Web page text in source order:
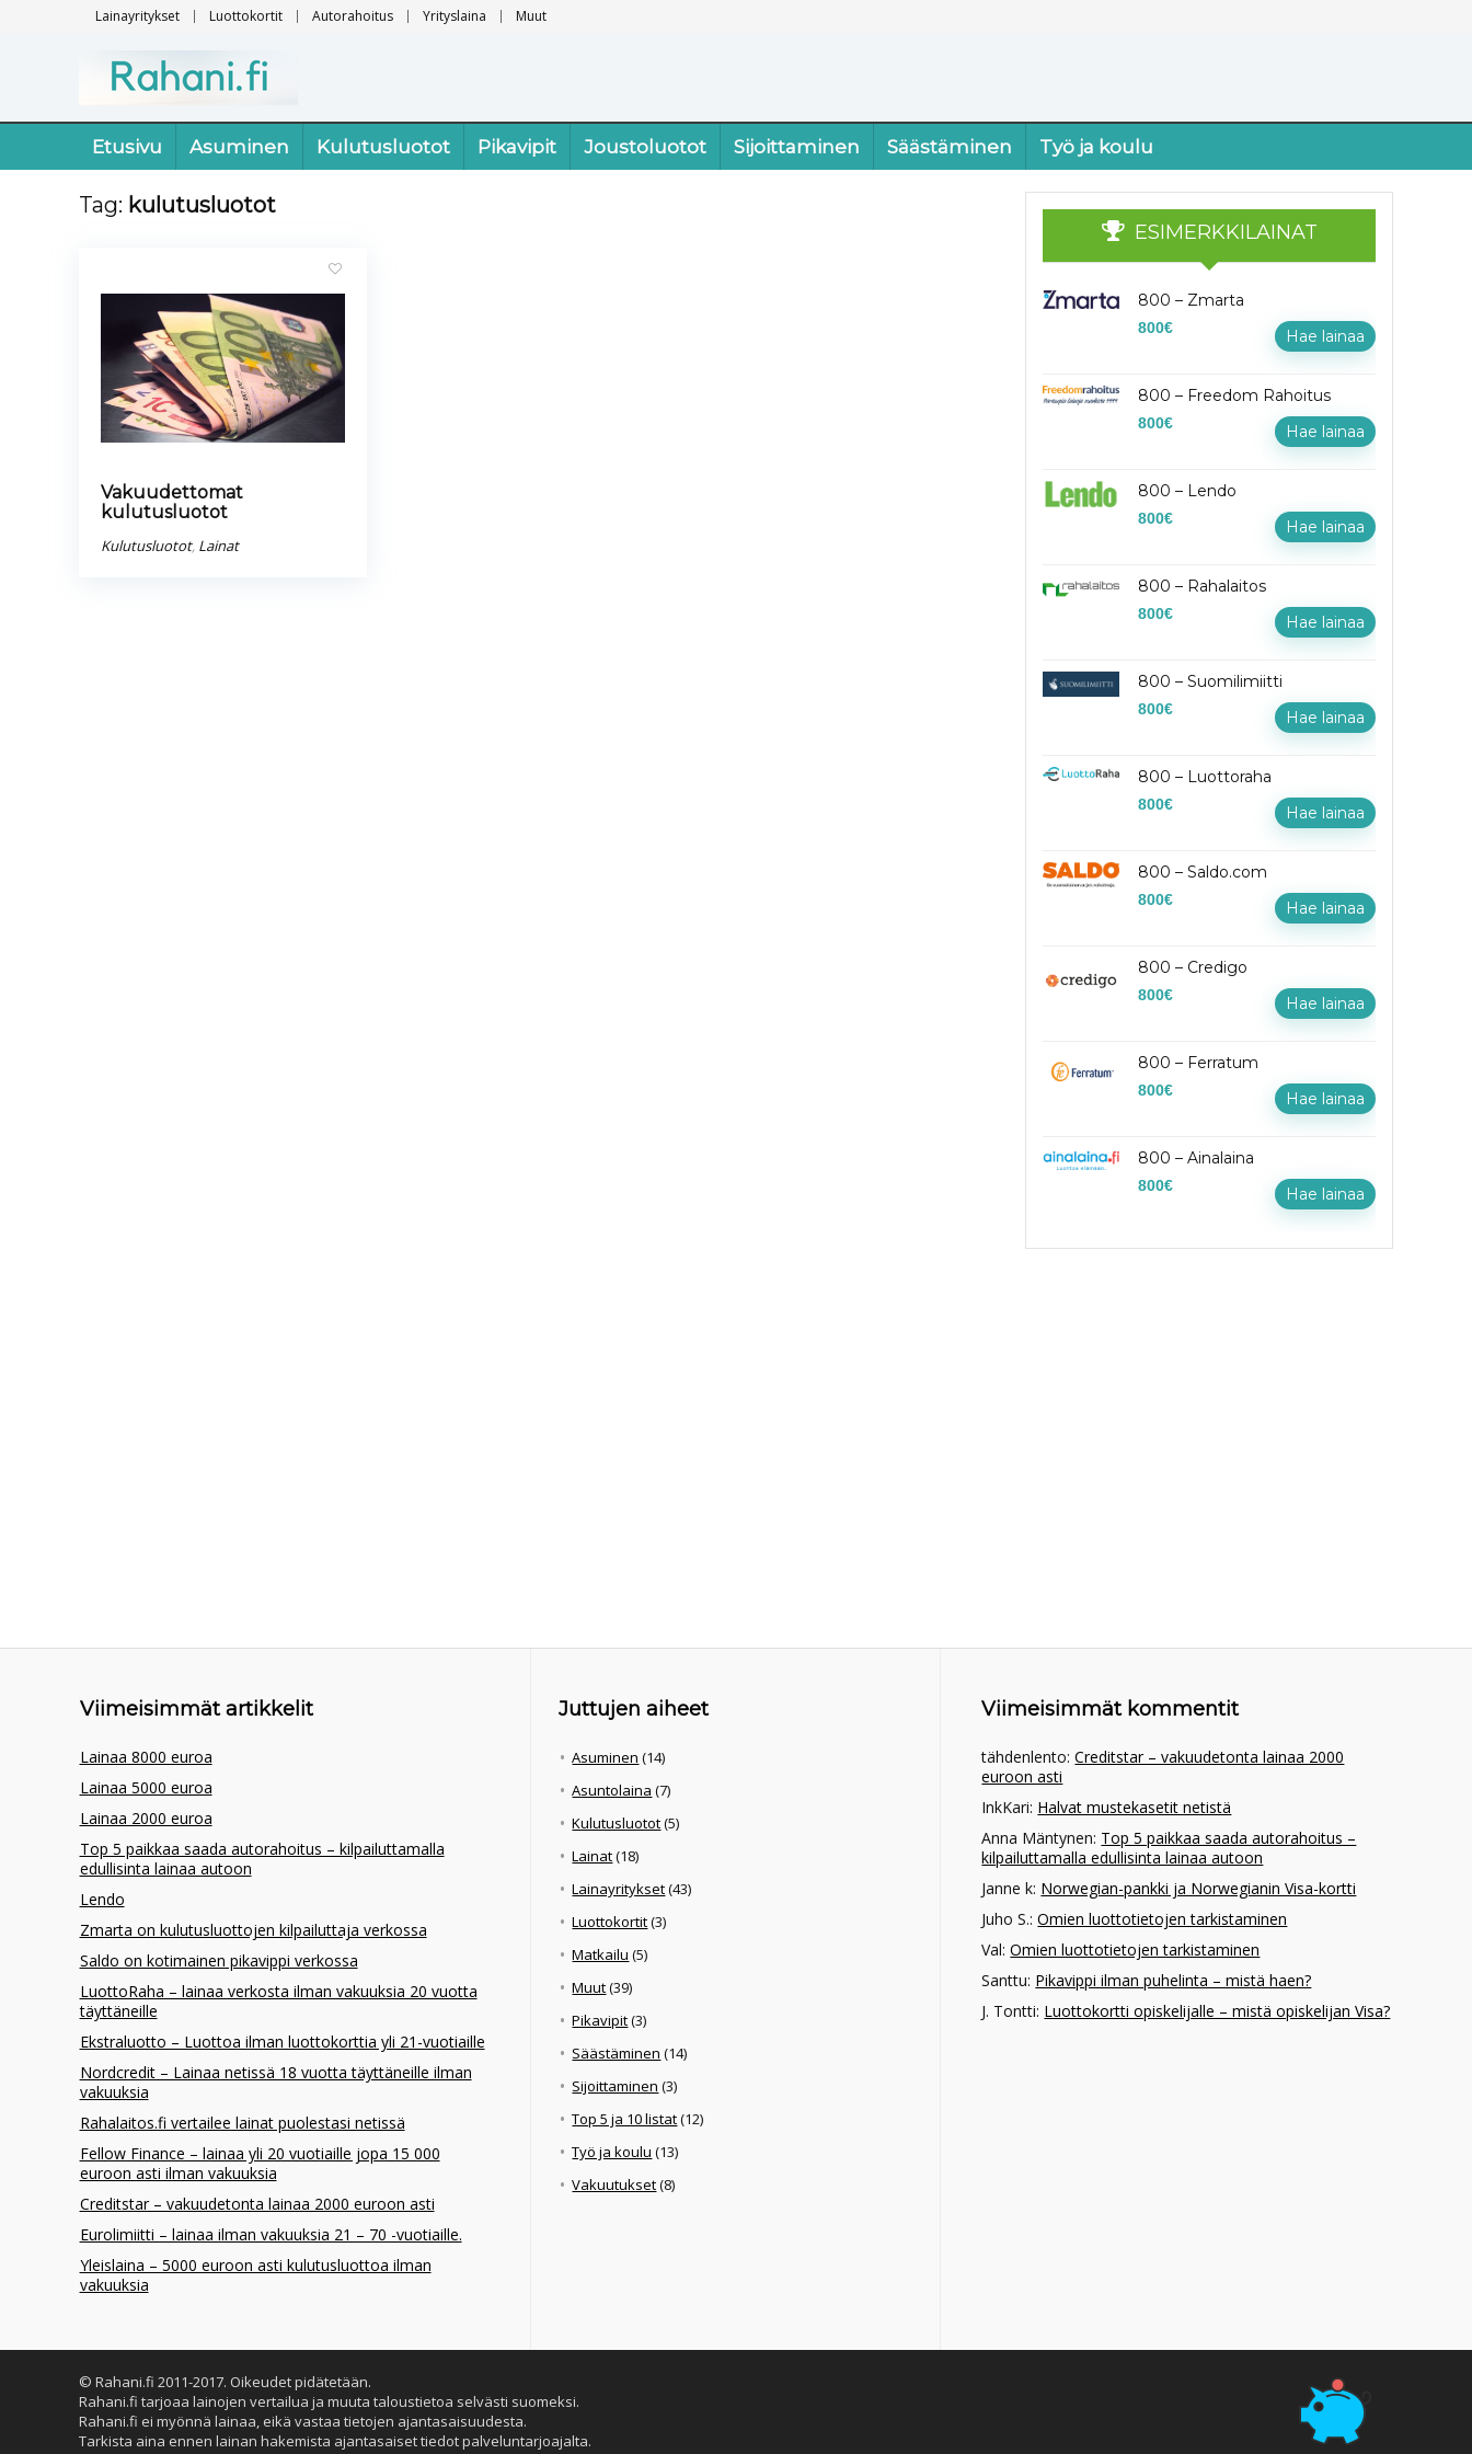
Lainayritykset Luottokortit Autorahoitus Yrityslaina Muut
Etusivu Asuminen Kulutusluotot Pikavipit Joustoluotot Sijoittaminen Säästäminen Työ ja koulu
Tag: kulutusluotot
Vakuudettomat
kulutusluotot
Kulutusluotot, Lainat
ESIMERKKILAINAT
800 – Zmarta
800€ Hae lainaa
800 – Freedom Rahoitus
800€ Hae lainaa
800 – Lendo
800€ Hae lainaa
800 – Rahalaitos
800€ Hae lainaa
800 – Suomilimiitti
800€ Hae lainaa
800 – Luottoraha
800€ Hae lainaa
800 – Saldo.com
800€ Hae lainaa
800 – Credigo
800€ Hae lainaa
800 – Ferratum
800€ Hae lainaa
800 – Ainalaina
800€ Hae lainaa
Viimeisimmät artikkelit
Lainaa 8000 euroa
Lainaa 5000 euroa
Lainaa 2000 euroa
Top 5 paikkaa saada autorahoitus – kilpailuttamalla
edullisinta lainaa autoon
Lendo
Zmarta on kulutusluottojen kilpailuttaja verkossa
Saldo on kotimainen pikavippi verkossa
LuottoRaha – lainaa verkosta ilman vakuuksia 20 vuotta
täyttäneille
Ekstraluotto – Luottoa ilman luottokorttia yli 21-vuotiaille
Nordcredit – Lainaa netissä 18 vuotta täyttäneille ilman
vakuuksia
Rahalaitos.fi vertailee lainat puolestasi netissä
Fellow Finance – lainaa yli 20 vuotiaille jopa 15 000
euroon asti ilman vakuuksia
Creditstar – vakuudetonta lainaa 2000 euroon asti
Eurolimiitti – lainaa ilman vakuuksia 21 – 70 -vuotiaille.
Yleislaina – 5000 euroon asti kulutusluottoa ilman
vakuuksia
Juttujen aiheet
Asuminen (14)
Asuntolaina (7)
Kulutusluotot(5)
Lainat(18)
Lainayritykset(43)
Luottokortit(3)
Matkailu (5)
Muut(39)
Pikavipit(3)
Säästäminen (14)
Sijoittaminen (3)
Top 5 ja 10 listat(12)
Työ ja koulu (13)
Vakuutukset(8)
Viimeisimmät kommentit
tähdenlento:Creditstar – vakuudetonta lainaa 2000
euroon asti
InkKari: Halvat mustekasetit netistä
Anna Mäntynen: Top 5 paikkaa saada autorahoitus –
kilpailuttamalla edullisinta lainaa autoon
Janne k: Norwegian-pankki ja Norwegianin Visa-kortti
Juho S.:Omien luottotietojen tarkistaminen
Val:Omien luottotietojen tarkistaminen
Santtu: Pikavippi ilman puhelinta – mistä haen?
J. Tontti: Luottokortti opiskelijalle – mistä opiskelijan Visa?
© Rahani.fi 2011-2017. Oikeudet pidätetään.
Rahani.fi tarjoaa lainojen vertailua ja muuta taloustietoa selvästi suomeksi.
Rahani.fi ei myönnä lainaa, eikä vastaa tietojen ajantasaisuudesta.
Tarkista aina ennen lainan hakemista ajantasaiset tiedot palveluntarjoajalta.